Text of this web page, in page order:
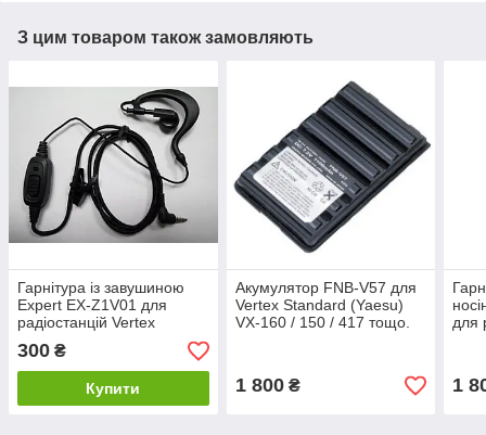
З цим товаром також замовляють
Гарнітура із завушиною
Expert EX-Z1V01 для
радіостанцій Vertex
Standard/ Yaesu
300 ₴
Купити
Акумулятор FNB-V57 для
Vertex Standard (Yaesu)
VX-160 / 150 / 417 тощо.
1 800₴
для
1